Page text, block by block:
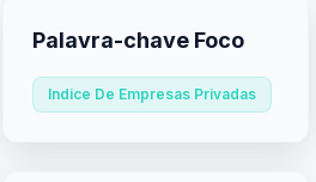
Palavra-chave Foco
Indice De Empresas Privadas